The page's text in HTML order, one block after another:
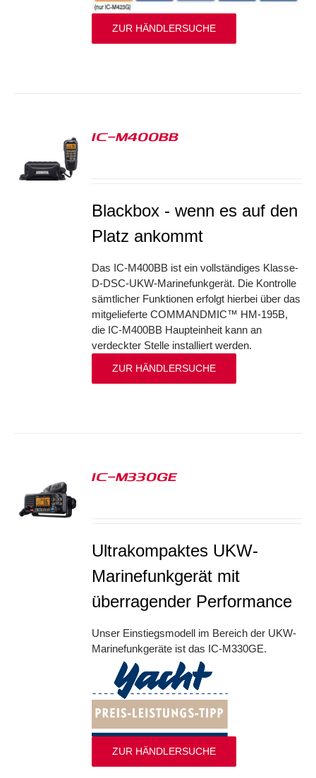
ZUR HÄNDLERSUCHE
IC-M400BB
Blackbox - wenn es auf den
Platz ankommt
Das IC-M400BB ist ein vollständiges Klasse-
D-DSC-UKW-Marinefunkgerät. Die Kontrolle
sämtlicher Funktionen erfolgt hierbei über das
mitgelieferte COMMANDMIC™ HM-195B,
die IC-M400BB Haupteinheit kann an
verdeckter Stelle installiert werden.
ZUR HÄNDLERSUCHE
IC-M330GE
Ultrakompaktes UKW-
Marinefunkgerät mit
überragender Performance
Unser Einstiegsmodell im Bereich der UKW-
Marinefunkgeräte ist das IC-M330GE.
ZUR HÄNDLERSUCHE